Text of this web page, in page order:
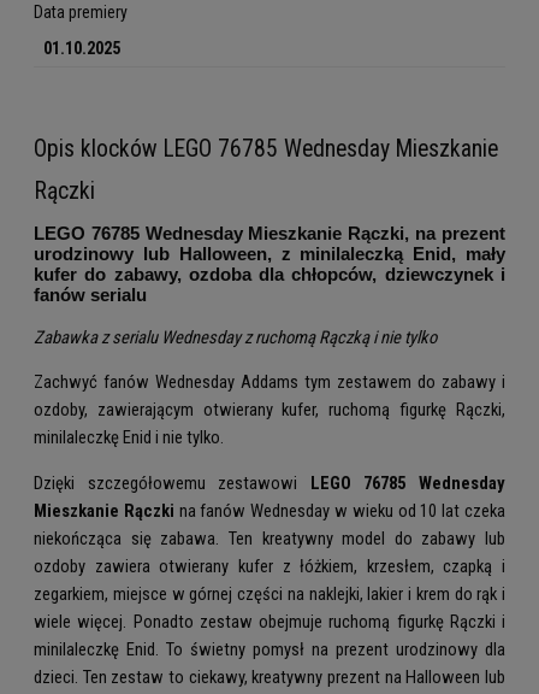
Data premiery
01.10.2025
Opis klocków LEGO 76785 Wednesday Mieszkanie
Rączki
LEGO 76785 Wednesday Mieszkanie Rączki, na prezent
urodzinowy lub Halloween, z minilaleczką Enid, mały
kufer do zabawy, ozdoba dla chłopców, dziewczynek i
fanów serialu
Zabawka z serialu Wednesday z ruchomą Rączką i nie tylko
Zachwyć fanów Wednesday Addams tym zestawem do zabawy i
ozdoby, zawierającym otwierany kufer, ruchomą figurkę Rączki,
minilaleczkę Enid i nie tylko.
Dzięki szczegółowemu zestawowi LEGO 76785 Wednesday
Mieszkanie Rączki na fanów Wednesday w wieku od 10 lat czeka
niekończąca się zabawa. Ten kreatywny model do zabawy lub
ozdoby zawiera otwierany kufer z łóżkiem, krzesłem, czapką i
zegarkiem, miejsce w górnej części na naklejki, lakier i krem do rąk i
wiele więcej. Ponadto zestaw obejmuje ruchomą figurkę Rączki i
minilaleczkę Enid. To świetny pomysł na prezent urodzinowy dla
dzieci. Ten zestaw to ciekawy, kreatywny prezent na Halloween lub